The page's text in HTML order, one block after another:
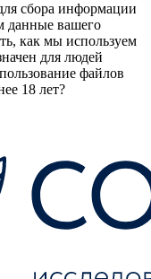
сбора информации
данные вашего
как мы используем
для людей
файлов
18 лет?